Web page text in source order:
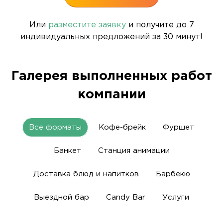
Или разместите заявкуи получите до 7
индивидуальных предложений за 30 минут!
Галерея выполненных работ
компании
Все форматы Кофе-брейк Фуршет
Банкет Станция анимации
Доставка блюд и напитков Барбекю
Выездной бар Candy Bar Услуги